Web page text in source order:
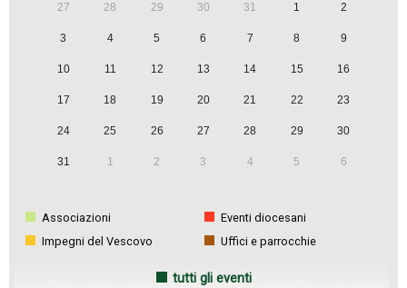
27 28 29 30 31 1 2
3 4 5 6 7 8 9
10 11 12 13 14 15 16
17 18 19 20 21 22 23
24 25 26 27 28 29 30
31 1 2 3 4 5 6
Associazioni
Eventi diocesani
Impegni del Vescovo
Uffici e parrocchie
tutti gli eventi